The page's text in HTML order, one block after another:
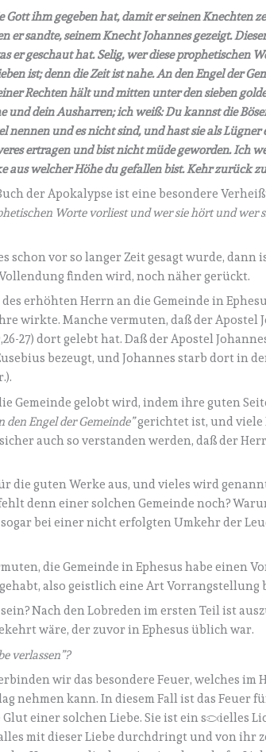
Gott ihm gegeben hat, damit er seinen Knechten
er sandte, seinem Knecht Johannes gezeigt.
er geschaut hat. Selig, wer diese prophetischen
ist; denn die Zeit ist nahe. An den Engel der
Rechten hält und mitten unter den sieben
und dein Ausharren; ich weiß: Du kannst die
nennen und es nicht sind, und hast sie als
ertragen und bist nicht müde geworden. Ich
aus welcher Höhe du gefallen bist. Kehr zurück
der Apokalypse ist eine besondere
Worte vorliest und wer sie hört und wer
schon vor so langer Zeit gesagt wurde, dann
finden wird, noch näher gerückt.
erhöhten Herrn an die Gemeinde in
wirkte. Manche vermuten, daß der Apostel
27) dort gelebt hat. Daß der Apostel
bezeugt, und Johannes starb dort in
Gemeinde gelobt wird, indem ihre guten
den Engel der Gemeinde”gerichtet ist, und viele
auch so verstanden werden, daß der
die guten Werke aus, und vieles wird
denn einer solchen Gemeinde noch?
bei einer nicht erfolgten Umkehr der
die Gemeinde in Ephesus habe einen
also geistlich eine Art Vorrangstellung
Nach den Lobreden im ersten Teil ist
wäre, der zuvor in Ephesus üblich war.
verlassen”?
wir das besondere Feuer, welches im
nehmen kann. In diesem Fall ist das Feuer
einer solchen Liebe. Sie ist ein spezielles
mit dieser Liebe durchdringt und von ihr